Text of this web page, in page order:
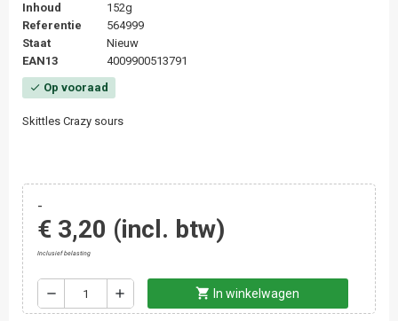
Inhoud
152g
Referentie
564999
Staat
Nieuw
EAN13
4009900513791
check Op vooraad
Skittles Crazy sours
-
€ 3,20 (incl. btw)
Inclusief belasting
remove add shopping_cart In winkelwagen